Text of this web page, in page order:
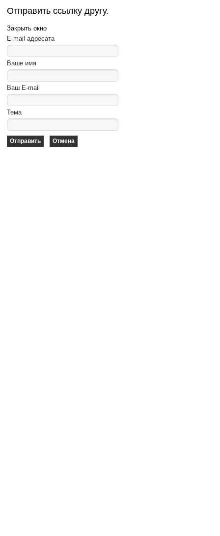
Отправить ссылку другу.
Закрыть окно
E-mail адресата
Ваше имя
Ваш E-mail
Тема
Отправить Отмена